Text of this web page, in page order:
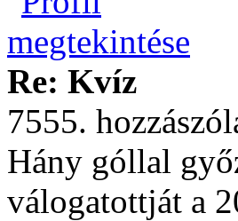
Re: Kvíz
7555.
Hány góllal
válogatottját a